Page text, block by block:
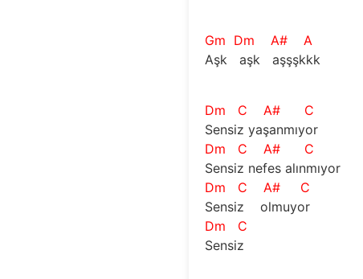
Gm Dm A#
A
Aşk   aşk   aşşşkkk
Dm C A#
C
Sensiz yaşanmıyor
Dm
C A#
C
Sensiz nefes alınmıyor
Dm
C A#
C
Sensiz    olmuyor
Dm
C
Sensiz